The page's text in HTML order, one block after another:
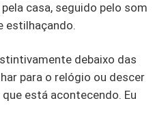
casa, seguido pelo som
estilhaçando.
debaixo das
para o relógio ou descer
está acontecendo. Eu